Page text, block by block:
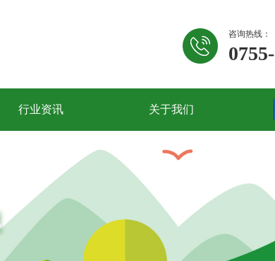
咨询热线：
行业资讯 关于我们